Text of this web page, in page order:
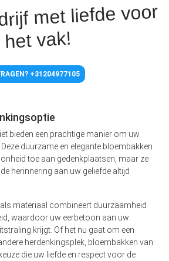
met liefde voor
het vak!
+31204977105
bieden een prachtige manier om uw
duurzame en elegante bloembakken
toe aan gedenkplaatsen, maar ze
herinnering aan uw geliefde altijd
materiaal combineert duurzaamheid
waardoor uw eerbetoon aan uw
krijgt. Of het nu gaat om een
herdenkingsplek, bloembakken van
die uw liefde en respect voor de